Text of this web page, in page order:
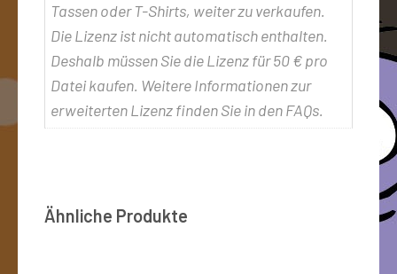
Tassen oder T-Shirts, weiter zu verkaufen.
Die Lizenz ist nicht automatisch enthalten.
Deshalb müssen Sie die Lizenz für 50 € pro
Datei kaufen. Weitere Informationen zur
erweiterten Lizenz finden Sie in den FAQs.
Ähnliche Produkte